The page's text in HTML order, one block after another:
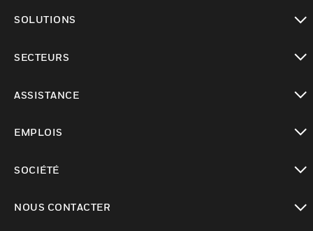
SOLUTIONS
SECTEURS
ASSISTANCE
EMPLOIS
SOCIÉTÉ
NOUS CONTACTER